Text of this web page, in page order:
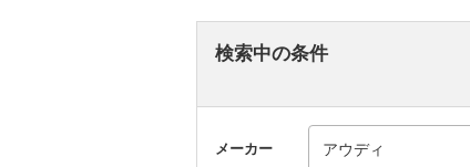
検索中の条件
メーカー